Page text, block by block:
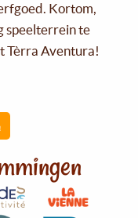
Kortom,
speelterrein te
Tèrra Aventura!